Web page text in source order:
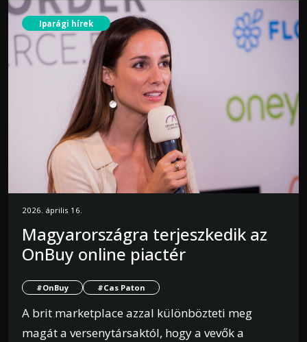
Iparági hírek
2026. április 16.
Magyarországra terjeszkedik az
OnBuy online piactér
#OnBuy #Cas Paton
A brit marketplace azzal különbözteti meg
magát a versenytársaktól, hogy a vevők a